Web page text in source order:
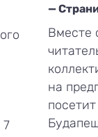
7
—
Вместе
на